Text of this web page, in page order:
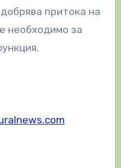
притока на
необходимо за